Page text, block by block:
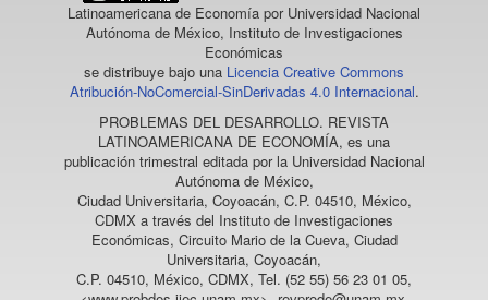
Latinoamericana de Economía por Universidad Nacional
Autónoma de México, Instituto de Investigaciones
Económicas
se distribuye bajo una Licencia Creative Commons
Atribución-NoComercial-SinDerivadas 4.0 Internacional.
PROBLEMAS DEL DESARROLLO. REVISTA
LATINOAMERICANA DE ECONOMÍA, es una
publicación trimestral editada por la Universidad Nacional
Autónoma de México,
Ciudad Universitaria, Coyoacán, C.P. 04510, México,
CDMX a través del Instituto de Investigaciones
Económicas, Circuito Mario de la Cueva, Ciudad
Universitaria, Coyoacán,
C.P. 04510, México, CDMX, Tel. (52 55) 56 23 01 05,